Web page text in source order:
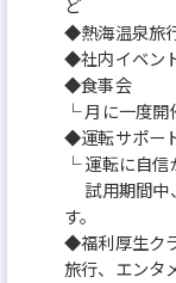
ど
◆熱海温泉旅
◆社内イベン
◆食事会
└ 月に一度開
◆運転サポー
└ 運転に自信
試用期間中
す。
◆福利厚生ク
旅行、エンタ